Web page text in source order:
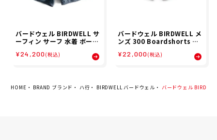
バードウェル BIRDWELL サ
ーフィン サーフ 水着 ボード
300 Boardshorts 2BS1-
¥24,200 (税込)
バードウェル BIRDWELL メ
ンズ 300 Boardshorts ボ
BS1-0090-RD1 26SP
¥22,000 (税込)
HOME BRAND ブランド ハ行 BIRDWELL バードウェル バードウェル